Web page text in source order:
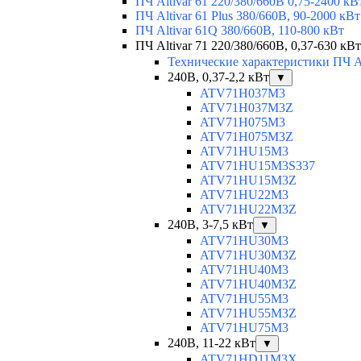
ПЧ Altivar 61 Plus 380/660В, 90-2000 кВт
ПЧ Altivar 61Q 380/660В, 110-800 кВт
ПЧ Altivar 71 220/380/660В, 0,37-630 кВт
Технические характеристики ПЧ
240В, 0,37-2,2 кВт
▼
ATV71H037M3
ATV71H037M3Z
ATV71H075M3
ATV71H075M3Z
ATV71HU15M3
ATV71HU15M3S337
ATV71HU15M3Z
ATV71HU22M3
ATV71HU22M3Z
240В, 3-7,5 кВт
▼
ATV71HU30M3
ATV71HU30M3Z
ATV71HU40M3
ATV71HU40M3Z
ATV71HU55M3
ATV71HU55M3Z
ATV71HU75M3
240В, 11-22 кВт
▼